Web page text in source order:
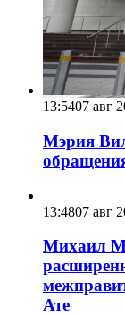
13:5407 авг
Мэрия
13:4807 авг
Михаил
Ате